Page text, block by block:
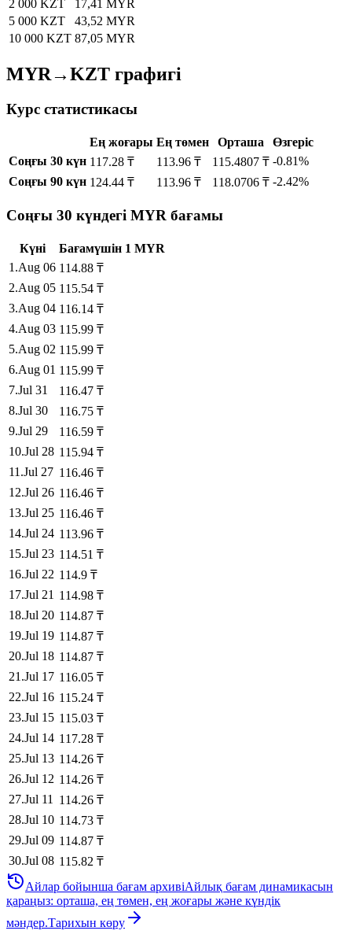
2 000 KZT
17,41 MYR
5 000 KZT
43,52 MYR
10 000 KZT 87,05 MYR
MYR→KZT графигі
Курс статистикасы
Ең жоғары Ең төмен Орташа
Өзгеріс
Соңғы 30 күн 117.28 ₸ 113.96 ₸ 115.4807 ₸ -0.81%
Соңғы 90 күн 124.44 ₸ 113.96 ₸ 118.0706 ₸ -2.42%
Соңғы 30 күндегі MYR бағамы
Күні Бағамүшін 1 MYR
1 .Aug 06 114.88 ₸
2.Aug 05 115.54 ₸
3.Aug 04 116.14 ₸
4.Aug 03 115.99 ₸
5.Aug 02 115.99 ₸
6.Aug 01 115.99 ₸
7.Jul 31 116.47 ₸
8.Jul 30 116.75 ₸
9.Jul 29 116.59 ₸
10.Jul 28 115.94 ₸
11 .Jul 27 116.46 ₸
12.Jul 26 116.46 ₸
13.Jul 25 116.46 ₸
14.Jul 24 113.96 ₸
15.Jul 23 114.51 ₸
16.Jul 22 114.9 ₸
17.Jul 21 114.98 ₸
18.Jul 20 114.87 ₸
19.Jul 19 114.87 ₸
20.Jul 18 114.87 ₸
21 .Jul 17 116.05 ₸
22.Jul 16 115.24 ₸
23.Jul 15 115.03 ₸
24.Jul 14 117.28 ₸
25.Jul 13 114.26 ₸
26.Jul 12 114.26 ₸
27.Jul 11 114.26 ₸
28.Jul 10 114.73 ₸
29.Jul 09 114.87 ₸
30.Jul 08 115.82 ₸
Айлар бойынша бағам архивіАйлық бағам динамикасын
қараңыз: орташа, ең төмен, ең жоғары және күндік
мәндер.Тарихын көру